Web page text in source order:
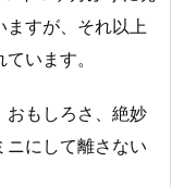
すが、それ以上
います。
おもしろさ、絶妙
ニにして離さない